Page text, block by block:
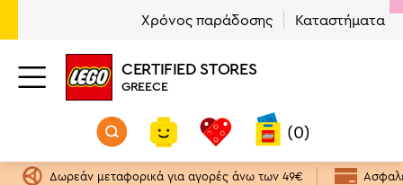
Χρόνος παράδοσης Καταστήματα
CERTIFIED STORES
GREECE
(0)
Δωρεάν μεταφορικά για αγορές άνω των 49€